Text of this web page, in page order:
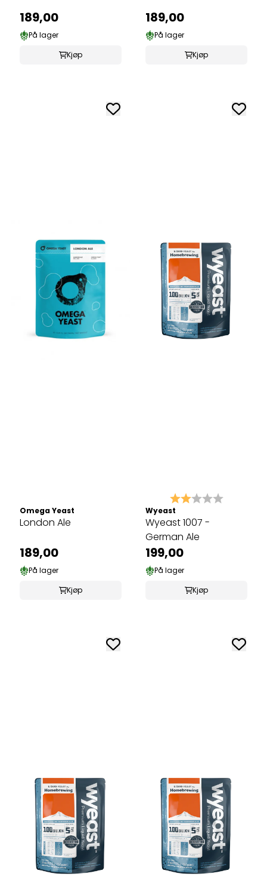
189,00
På lager
Kjøp
189,00
På lager
Kjøp
Omega Yeast
London Ale
189,00
På lager
Kjøp
Karakter: 2.0 av 5
Wyeast
Wyeast 1007 -
German Ale
199,00
På lager
Kjøp